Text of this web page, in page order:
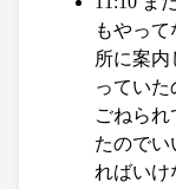
もやっ
所に案
ってい
ごねら
たのでい
ればいけ